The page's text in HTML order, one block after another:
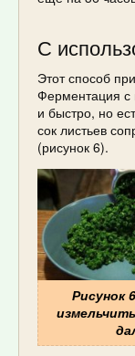
С
Этот способ
Ферментация с
и быстро, но
сок листьев
(рисунок 6).
Рисунок